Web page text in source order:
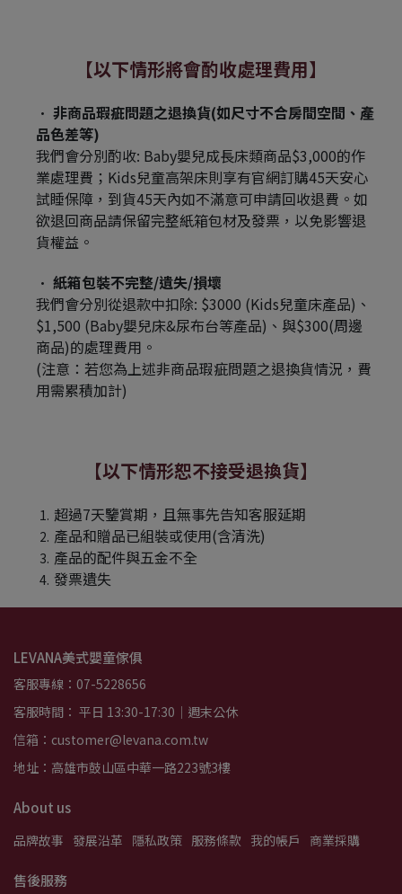
【以下情形將會酌收處理費用】
非商品瑕疵問題之退換貨(如尺寸不合房間空間、產
品色差等)
我們會分別酌收: Baby嬰兒成長床類商品$3,000的作
業處理費；Kids兒童高架床則享有官網訂購45天安心
試睡保障，到貨45天內如不滿意可申請回收退費。如
欲退回商品請保留完整紙箱包材及發票，以免影響退
貨權益。
紙箱包裝不完整/遺失/損壞
我們會分別從退款中扣除: $3000 (Kids兒童床產品)、
$1,500 (Baby嬰兒床&尿布台等產品)、與$300(周邊
商品)的處理費用。
(注意：若您為上述非商品瑕疵問題之退換貨情況，費
用需累積加計)
【以下情形恕不接受退換貨】
超過7天鑒賞期，且無事先告知客服延期​
產品和贈品已組裝或使用(含清洗)
產品的配件與五金不全​
發票遺失
LEVANA美式嬰童傢俱
客服專線：07-5228656
客服時間： 平日 13:30-17:30｜週末公休
信箱：customer@levana.com.tw
地址：高雄市鼓山區中華一路223號3樓
About us
品牌故事 發展沿革 隱私政策 服務條款 我的帳戶 商業採購
售後服務